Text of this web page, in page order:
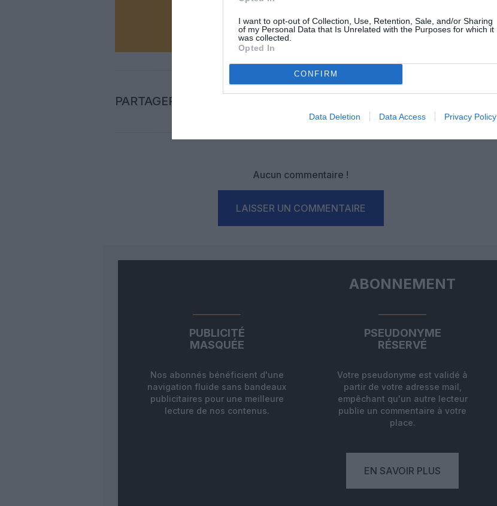
I want to opt-out of Collection, Use, Retention, Sale, and/or Sharing
of my Personal Data that Is Unrelated with the Purposes for which it
was collected.
Opted In
CONFIRM
Data Deletion Data Access Privacy Policy
NOUS SOUTENIR
PARTAGER L'ARTICLE
Aucun commentaire !
LAISSER UN COMMENTAIRE
ABONNEMENT
PUBLICITÉ
MASQUÉE
Nos abonnés bénéficient d'une
navigation fluide sans bandeaux
publicitaires pour une meilleure
lecture de nos contenus.
PSEUDONYME
RÉSERVÉ
Votre pseudonyme est validé à
partir de votre adresse mail,
empêchant qu'un autre lecteur
publie un commentaire à votre
place.
EN SAVOIR PLUS